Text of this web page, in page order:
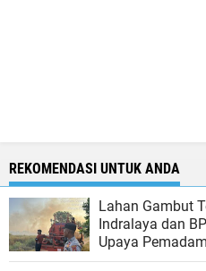
REKOMENDASI UNTUK ANDA
Lahan Gambut
Indralaya dan
Upaya